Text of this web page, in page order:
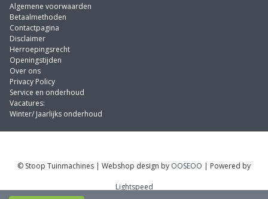
Algemene voorwaarden
Betaalmethoden
Contactpagina
Disclaimer
Herroepingsrecht
Openingstijden
Over ons
Privacy Policy
Service en onderhoud
Vacatures:
Winter/ Jaarlijks onderhoud
© Stoop Tuinmachines | Webshop design by OOSEOO | Powered by
Lightspeed